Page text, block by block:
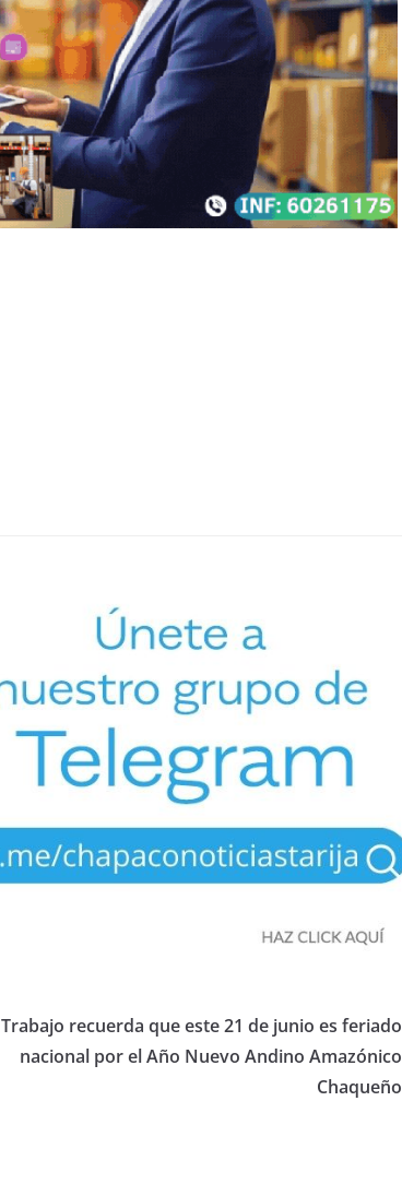
Trabajo recuerda que este 21 de junio es feriado
nacional por el Año Nuevo Andino Amazónico
Chaqueño